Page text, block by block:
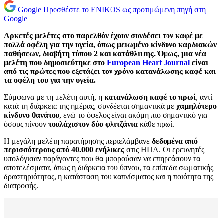
Google Προσθέστε το ENIKOS ως προτιμώμενη πηγή στη
Google
Αρκετές μελέτες στο παρελθόν έχουν συνδέσει τον καφέ με
πολλά οφέλη για την υγεία, όπως μειωμένο κίνδυνο καρδιακών
παθήσεων, διαβήτη τύπου 2 και κατάθλιψης. Όμως, μια νέα
μελέτη που δημοσιεύτηκε στο European Heart Journal είναι
από τις πρώτες που εξετάζει τον χρόνο κατανάλωσης καφέ και
τα οφέλη του για την υγεία.
Σύμφωνα με τη μελέτη αυτή, η κατανάλωση καφέ το πρωί, αντί
κατά τη διάρκεια της ημέρας, συνδέεται σημαντικά με χαμηλότερο
κίνδυνο θανάτου, ενώ το όφελος είναι ακόμη πιο σημαντικό για
όσους πίνουν τουλάχιστον δύο φλιτζάνια κάθε πρωί.
Η μεγάλη μελέτη παρατήρησης περιελάμβανε δεδομένα από
περισσότερους από 40.000 ενήλικες στις ΗΠΑ. Οι ερευνητές
υπολόγισαν παράγοντες που θα μπορούσαν να επηρεάσουν τα
αποτελέσματα, όπως η διάρκεια του ύπνου, τα επίπεδα σωματικής
δραστηριότητας, η κατάσταση του καπνίσματος και η ποιότητα της
διατροφής.